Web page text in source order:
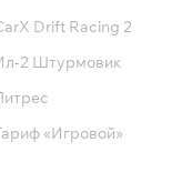
Drift Racing 2
2 Штурмовик
«Игровой»